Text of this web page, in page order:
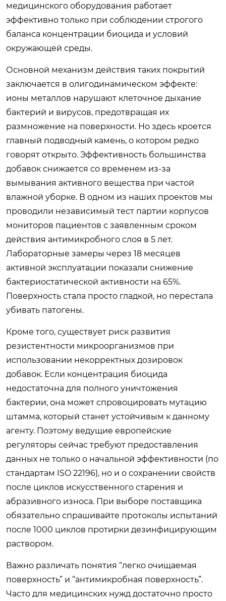
медицинского оборудования работает
эффективно только при соблюдении строгого
баланса концентрации биоцида и условий
окружающей среды.
Основной механизм действия таких покрытий
заключается в олигодинамическом эффекте:
ионы металлов нарушают клеточное дыхание
бактерий и вирусов, предотвращая их
размножение на поверхности. Но здесь кроется
главный подводный камень, о котором редко
говорят открыто. Эффективность большинства
добавок снижается со временем из-за
вымывания активного вещества при частой
влажной уборке. В одном из наших проектов мы
проводили независимый тест партии корпусов
мониторов пациентов с заявленным сроком
действия антимикробного слоя в 5 лет.
Лабораторные замеры через 18 месяцев
активной эксплуатации показали снижение
бактериостатической активности на 65%.
Поверхность стала просто гладкой, но перестала
убивать патогены.
Кроме того, существует риск развития
резистентности микроорганизмов при
использовании некорректных дозировок
добавок. Если концентрация биоцида
недостаточна для полного уничтожения
бактерии, она может спровоцировать мутацию
штамма, который станет устойчивым к данному
агенту. Поэтому ведущие европейские
регуляторы сейчас требуют предоставления
данных не только о начальной эффективности (по
стандартам ISO 22196), но и о сохранении свойств
после циклов искусственного старения и
абразивного износа. При выборе поставщика
обязательно спрашивайте протоколы испытаний
после 1000 циклов протирки дезинфицирующим
раствором.
Важно различать понятия “легко очищаемая
поверхность” и “антимикробная поверхность”.
Часто для медицинских нужд достаточно просто